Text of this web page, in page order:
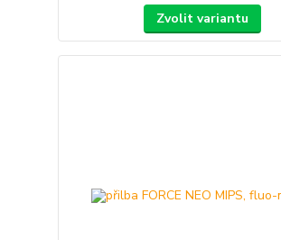
Zvolit variantu